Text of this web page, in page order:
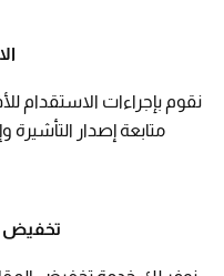
نقوم بإجراءات الاستقدام
متابعة إصدار التأشيرة
تخفيض